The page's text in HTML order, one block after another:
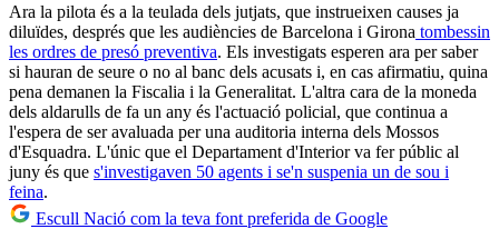
Ara la pilota és a la teulada dels jutjats, que instrueixen causes ja
diluïdes, després que les audiències de Barcelona i Girona tombessin
les ordres de presó preventiva. Els investigats esperen ara per saber
si hauran de seure o no al banc dels acusats i, en cas afirmatiu, quina
pena demanen la Fiscalia i la Generalitat. L'altra cara de la moneda
dels aldarulls de fa un any és l'actuació policial, que continua a
l'espera de ser avaluada per una auditoria interna dels Mossos
d'Esquadra. L'únic que el Departament d'Interior va fer públic al
juny és que s'investigaven 50 agents i se'n suspenia un de sou i
feina.
Escull Nació com la teva font preferida de Google